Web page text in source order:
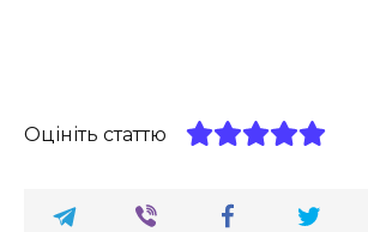
Оцініть статтю